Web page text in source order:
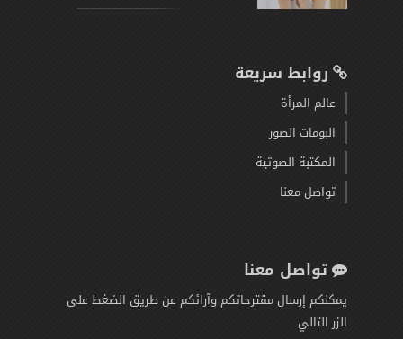
روابط سريعة
عالم المرأة
البومات الصور
المكتبة الصوتية
تواصل معنا
تواصل معنا
يمكنكم إرسال مقترحاتكم وآرائكم عن طريق الضغط على
الزر التالي